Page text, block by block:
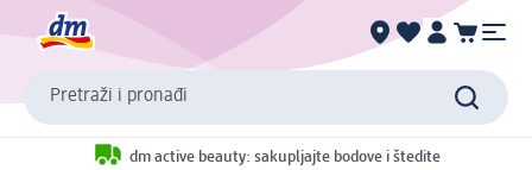
Pretraži i pronađi
dm active beauty: sakupljajte bodove i štedite